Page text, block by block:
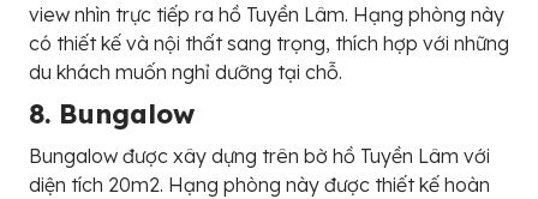
view nhìn trực tiếp ra hồ Tuyền Lâm. Hạng phòng này
có thiết kế và nội thất sang trọng, thích hợp với những
du khách muốn nghỉ dưỡng tại chỗ.
8. Bungalow
Bungalow được xây dựng trên bờ hồ Tuyền Lâm với
diện tích 20m2. Hạng phòng này được thiết kế hoàn